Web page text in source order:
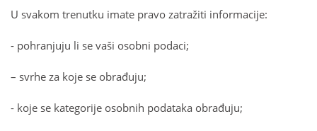
U svakom trenutku imate pravo zatražiti informacije:
- pohranjuju li se vaši osobni podaci;
– svrhe za koje se obrađuju;
- koje se kategorije osobnih podataka obrađuju;